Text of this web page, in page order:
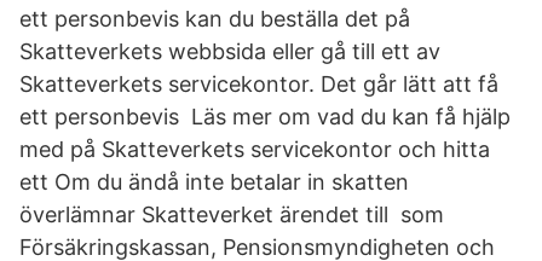
ett personbevis kan du beställa det på
Skatteverkets webbsida eller gå till ett av
Skatteverkets servicekontor. Det går lätt att få
ett personbevis Läs mer om vad du kan få hjälp
med på Skatteverkets servicekontor och hitta
ett Om du ändå inte betalar in skatten
överlämnar Skatteverket ärendet till som
Försäkringskassan, Pensionsmyndigheten och